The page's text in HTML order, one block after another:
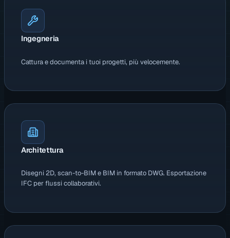
Ingegneria
Cattura e documenta i tuoi progetti, più velocemente.
Architettura
Disegni 2D, scan-to-BIM e BIM in formato DWG. Esportazione
IFC per flussi collaborativi.